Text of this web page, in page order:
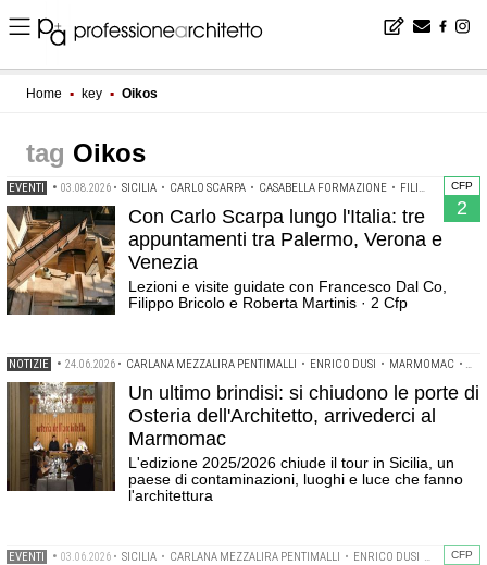
Home ▪ key ▪ Oikos
Oikos
CFP
2
EVENTI • 03.08.2026 • SICILIA • CARLO SCARPA • CASABELLA FORMAZIONE • FILIPPO BRICOLO
Con Carlo Scarpa lungo l'Italia: tre
appuntamenti tra Palermo, Verona e
Venezia
Lezioni e visite guidate con Francesco Dal Co,
Filippo Bricolo e Roberta Martinis · 2 Cfp
NOTIZIE • 24.06.2026 • CARLANA MEZZALIRA PENTIMALLI • ENRICO DUSI • MARMOMAC •
Un ultimo brindisi: si chiudono le porte di
Osteria dell'Architetto, arrivederci al
Marmomac
L'edizione 2025/2026 chiude il tour in Sicilia, un
paese di contaminazioni, luoghi e luce che fanno
l'architettura
CFP
EVENTI • 03.06.2026 • SICILIA • CARLANA MEZZALIRA PENTIMALLI • ENRICO DUSI